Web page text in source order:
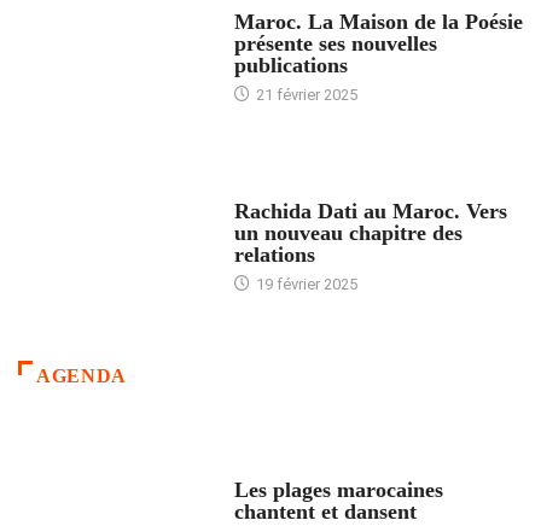
Maroc. La Maison de la Poésie
présente ses nouvelles
publications
21 février 2025
Rachida Dati au Maroc. Vers
un nouveau chapitre des
relations
19 février 2025
AGENDA
Les plages marocaines
chantent et dansent